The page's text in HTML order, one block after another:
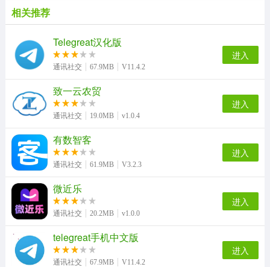
相关推荐
Telegreat汉化版
通讯社交 67.9MB V11.4.2
进入
致一云农贸
通讯社交 19.0MB v1.0.4
进入
有数智客
通讯社交 61.9MB V3.2.3
进入
微近乐
通讯社交 20.2MB v1.0.0
进入
telegreat手机中文版
通讯社交 67.9MB V11.4.2
进入